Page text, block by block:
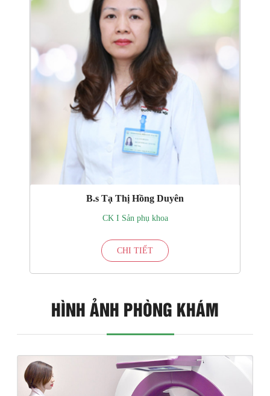
B.s Tạ Thị Hồng Duyên
CK I Sản phụ khoa
CHI TIẾT
HÌNH ẢNH PHÒNG KHÁM